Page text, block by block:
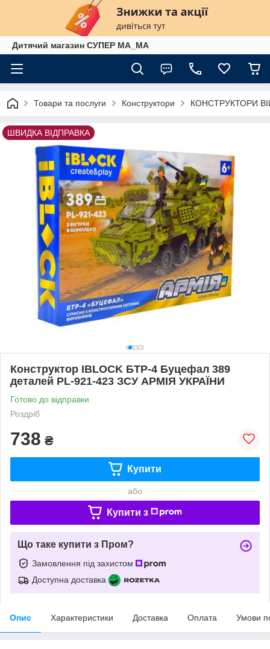
Дитячий магазин СУПЕР МА_МА
Товари та послуги Конструктори КОНСТРУКТОРИ
ШВИДКА ВІДПРАВКА
Конструктор IBLOCK БТР-4 Буцефал 389
деталей PL-921-423 ЗСУ АРМІЯ УКРАЇНИ
Готово до відправки
Роздріб
738 ₴
Купити
або
Купити з
Що таке купити з Пром?
Замовлення під захистом
Доступна доставка
Опис Характеристики Доставка Оплата Умови